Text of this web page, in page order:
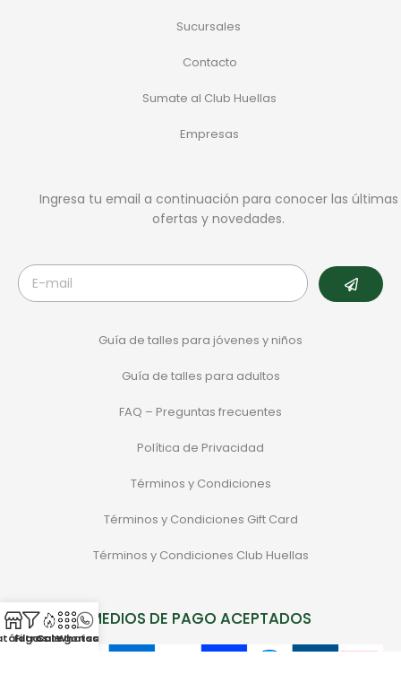
Sucursales
Contacto
Sumate al Club Huellas
Empresas
Ingresa tu email a continuación para conocer las últimas
ofertas y novedades.
Guía de talles para jóvenes y niños
Guía de talles para adultos
FAQ – Preguntas frecuentes
Política de Privacidad
Términos y Condiciones
Términos y Condiciones Gift Card
Términos y Condiciones Club Huellas
MEDIOS DE PAGO ACEPTADOS
FiltrosSale
Categorias
Whatsapp